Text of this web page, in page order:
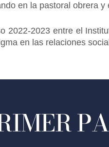
en la pastoral obrera y
2022-2023 entre el
en las relaciones